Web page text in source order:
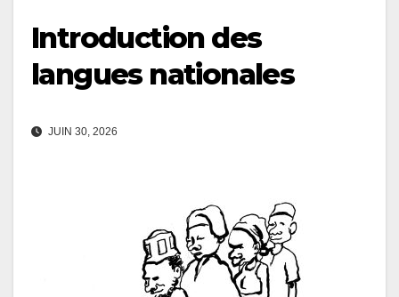
Introduction des
langues nationales
JUIN 30, 2026